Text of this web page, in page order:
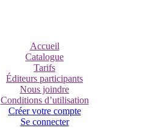
Accueil
Catalogue
Tarifs
Éditeurs participants
Nous joindre
Conditions d’utilisation
Créer votre compte
Se connecter